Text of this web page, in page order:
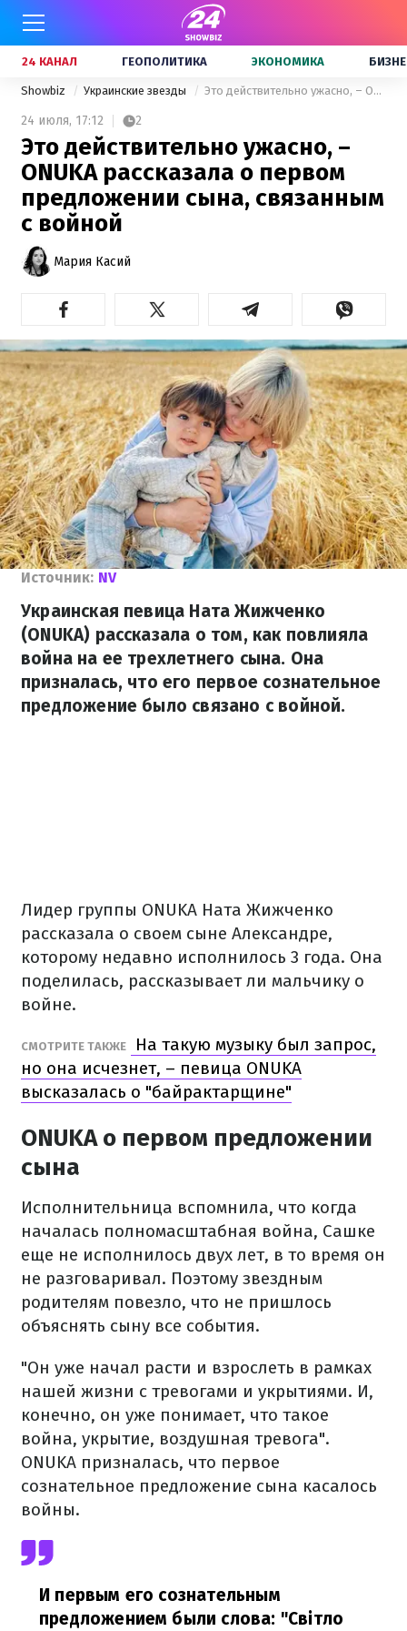
24 КАНАЛ ГЕОПОЛИТИКА ЭКОНОМИКА
Showbiz Украинские звезды Это действительно ужасно, – ONUKA рассказала о первом предложении сына, связанным с войной
24 июля, 17:12 2
Это действительно ужасно, –
ONUKA рассказала о первом
предложении сына, связанным
с войной
Мария Касий
Источник: NV
Украинская певица Ната Жижченко
(ONUKA) рассказала о том, как повлияла
война на ее трехлетнего сына. Она
призналась, что его первое сознательное
предложение было связано с войной.
Лидер группы ONUKA Ната Жижченко
рассказала о своем сыне Александре,
которому недавно исполнилось 3 года. Она
поделилась, рассказывает ли мальчику о
войне.
СМОТРИТЕ ТАКЖЕ
На такую музыку был запрос,
но она исчезнет, – певица ONUKA
высказалась о "байрактарщине"
ONUKA о первом предложении
сына
Исполнительница вспомнила, что когда
началась полномасштабная война, Сашке
еще не исполнилось двух лет, в то время он
не разговаривал. Поэтому звездным
родителям повезло, что не пришлось
объяснять сыну все события.
"Он уже начал расти и взрослеть в рамках
нашей жизни с тревогами и укрытиями. И,
конечно, он уже понимает, что такое
война, укрытие, воздушная тревога".
ONUKA призналась, что первое
сознательное предложение сына касалось
войны.
И первым его сознательным
предложением были слова: "Світло